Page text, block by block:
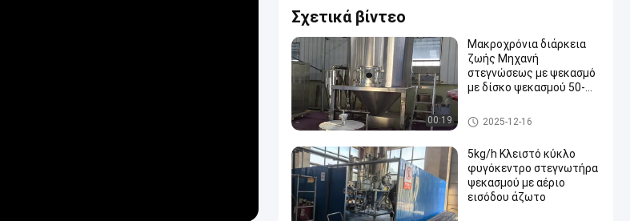
Σχετικά βίντεο
00:19
Μακροχρόνια διάρκεια
ζωής Μηχανή
στεγνώσεως με ψεκασμό
με δίσκο ψεκασμού 50-
περιστροφική ταχύτητα
15000-25000 RPM για
νερού
Αποξηραντική μηχανή ψεκασ
μού
2025-12-16
5kg/h Κλειστό κύκλο
φυγόκεντρο στεγνωτήρα
ψεκασμού με αέριο
εισόδου άζωτο